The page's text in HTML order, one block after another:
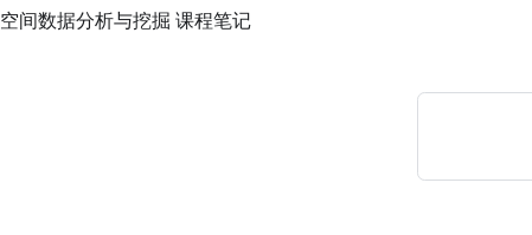
空间数据分析与挖掘 课程笔记